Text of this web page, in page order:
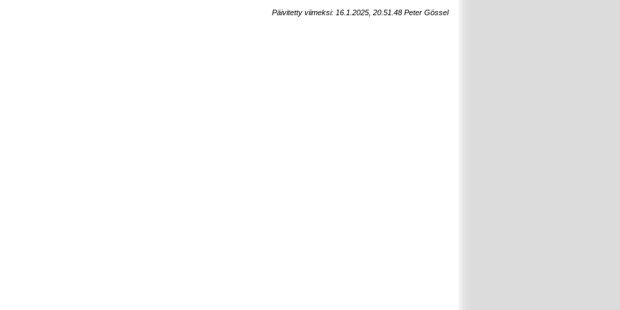
Päivitetty viimeksi: 16.1.2025, 20.51.48 Peter Gössel